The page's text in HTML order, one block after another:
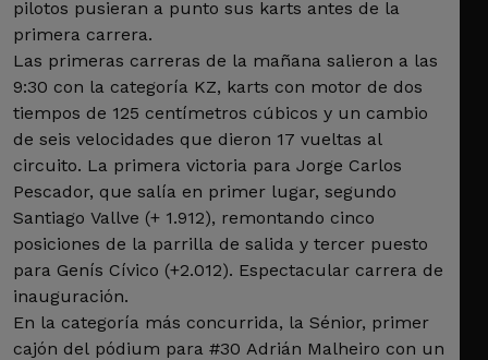
pilotos pusieran a punto sus karts antes de la
primera carrera.
Las primeras carreras de la mañana salieron a las
9:30 con la categoría KZ, karts con motor de dos
tiempos de 125 centímetros cúbicos y un cambio
de seis velocidades que dieron 17 vueltas al
circuito. La primera victoria para Jorge Carlos
Pescador, que salía en primer lugar, segundo
Santiago Vallve (+ 1.912), remontando cinco
posiciones de la parrilla de salida y tercer puesto
para Genís Cívico (+2.012). Espectacular carrera de
inauguración.
En la categoría más concurrida, la Sénior, primer
cajón del pódium para #30 Adrián Malheiro con un